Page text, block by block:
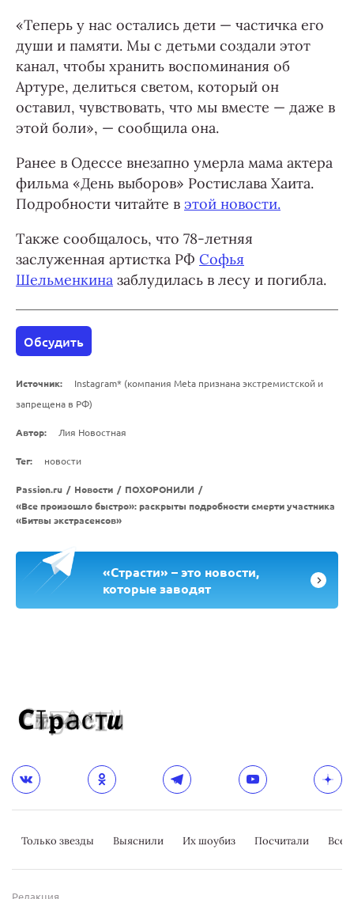
«Теперь у нас остались дети — частичка его
души и памяти. Мы с детьми создали этот
канал, чтобы хранить воспоминания об
Артуре, делиться светом, который он
оставил, чувствовать, что мы вместе — даже в
этой боли», — сообщила она.
Ранее в Одессе внезапно умерла мама актера
фильма «День выборов» Ростислава Хаита.
Подробности читайте в этой новости.
Также сообщалось, что 78-летняя
заслуженная артистка РФ Софья
Шельменкина заблудилась в лесу и погибла.
Обсудить
Источник:
Instagram* (компания Meta признана экстремистской и
запрещена в РФ)
Автор: Лия Новостная
Тег: новости
Passion.ru / Новости / ПОХОРОНИЛИ /
«Все произошло быстро»: раскрыты подробности смерти участника
«Битвы экстрасенсов»
«Страсти» – это новости,
которые заводят
Только звезды Выяснили Их шоубиз Посчитали
Редакция